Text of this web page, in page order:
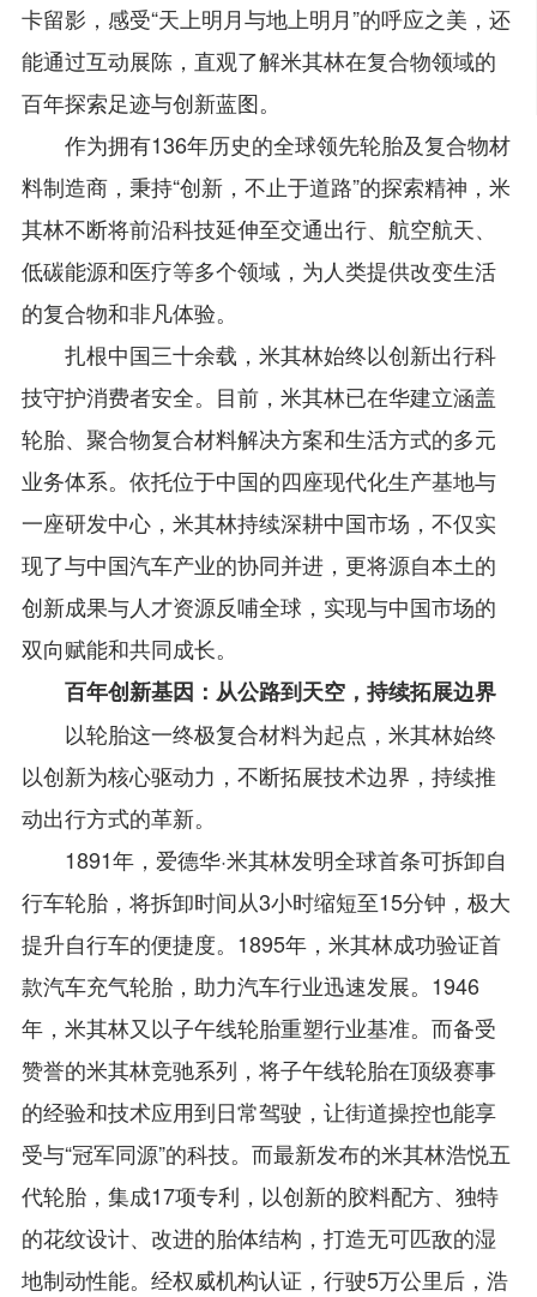
卡留影，感受“天上明月与地上明月”的呼应之美，还
能通过互动展陈，直观了解米其林在复合物领域的
百年探索足迹与创新蓝图。
作为拥有136年历史的全球领先轮胎及复合物材
料制造商，秉持“创新，不止于道路”的探索精神，米
其林不断将前沿科技延伸至交通出行、航空航天、
低碳能源和医疗等多个领域，为人类提供改变生活
的复合物和非凡体验。
扎根中国三十余载，米其林始终以创新出行科
技守护消费者安全。目前，米其林已在华建立涵盖
轮胎、聚合物复合材料解决方案和生活方式的多元
业务体系。依托位于中国的四座现代化生产基地与
一座研发中心，米其林持续深耕中国市场，不仅实
现了与中国汽车产业的协同并进，更将源自本土的
创新成果与人才资源反哺全球，实现与中国市场的
双向赋能和共同成长。
百年创新基因：从公路到天空，持续拓展边界
以轮胎这一终极复合材料为起点，米其林始终
以创新为核心驱动力，不断拓展技术边界，持续推
动出行方式的革新。
1891年，爱德华·米其林发明全球首条可拆卸自
行车轮胎，将拆卸时间从3小时缩短至15分钟，极大
提升自行车的便捷度。1895年，米其林成功验证首
款汽车充气轮胎，助力汽车行业迅速发展。1946
年，米其林又以子午线轮胎重塑行业基准。而备受
赞誉的米其林竞驰系列，将子午线轮胎在顶级赛事
的经验和技术应用到日常驾驶，让街道操控也能享
受与“冠军同源”的科技。而最新发布的米其林浩悦五
代轮胎，集成17项专利，以创新的胶料配方、独特
的花纹设计、改进的胎体结构，打造无可匹敌的湿
地制动性能。经权威机构认证，行驶5万公里后，浩